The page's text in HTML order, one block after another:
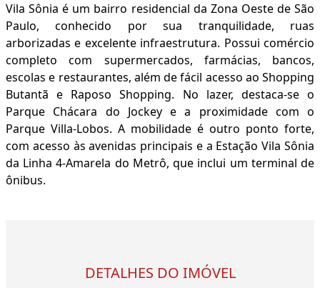
Vila Sônia é um bairro residencial da Zona Oeste de São
Paulo, conhecido por sua tranquilidade, ruas
arborizadas e excelente infraestrutura. Possui comércio
completo com supermercados, farmácias, bancos,
escolas e restaurantes, além de fácil acesso ao Shopping
Butantã e Raposo Shopping. No lazer, destaca-se o
Parque Chácara do Jockey e a proximidade com o
Parque Villa-Lobos. A mobilidade é outro ponto forte,
com acesso às avenidas principais e a Estação Vila Sônia
da Linha 4-Amarela do Metrô, que inclui um terminal de
ônibus.
DETALHES DO IMÓVEL